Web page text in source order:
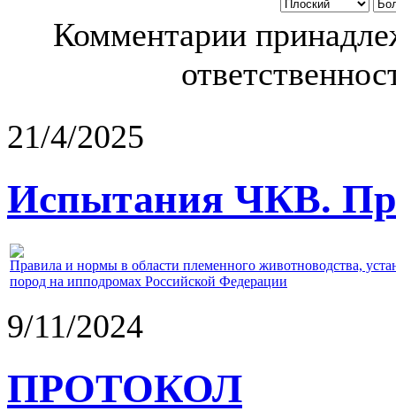
Комментарии
21/4/2025
Испытания ЧКВ.
Правила и нормы в области племенного животноводства,
пород на ипподромах Российской Федерации
9/11/2024
ПРОТОКОЛ